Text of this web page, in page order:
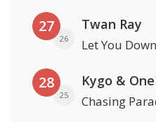
27
26
Twan Ray
Let You Down
28
25
Kygo &
Chasing